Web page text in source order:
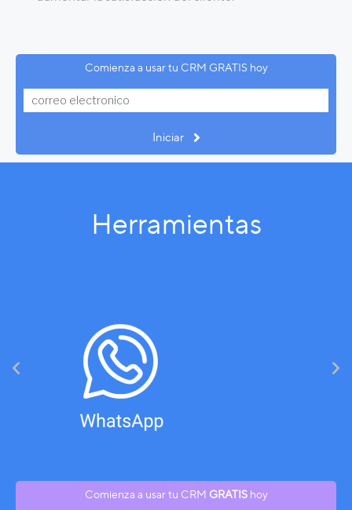
Comienza a usar tu CRM GRATIS hoy
Iniciar
Herramientas
Comienza a usar tu CRM GRATIS hoy